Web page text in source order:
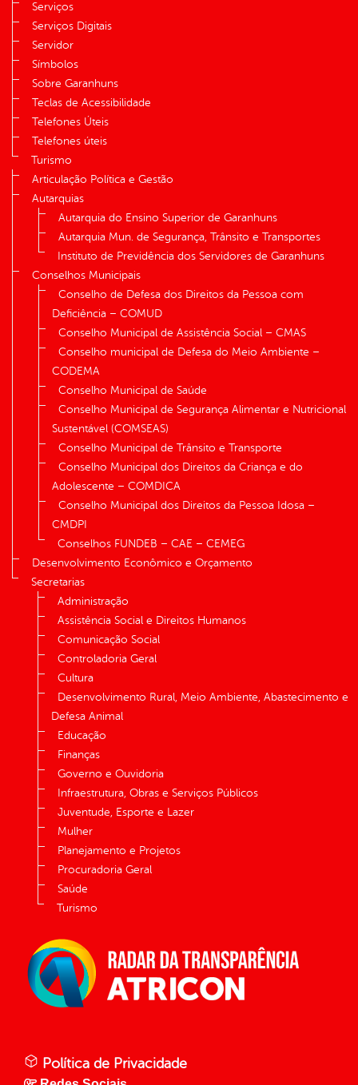
Serviços
Serviços Digitais
Servidor
Símbolos
Sobre Garanhuns
Teclas de Acessibilidade
Telefones Úteis
Telefones úteis
Turismo
Articulação Política e Gestão
Autarquias
Autarquia do Ensino Superior de Garanhuns
Autarquia Mun. de Segurança, Trânsito e Transportes
Instituto de Previdência dos Servidores de Garanhuns
Conselhos Municipais
Conselho de Defesa dos Direitos da Pessoa com
Deficiência – COMUD
Conselho Municipal de Assistência Social – CMAS
Conselho municipal de Defesa do Meio Ambiente –
CODEMA
Conselho Municipal de Saúde
Conselho Municipal de Segurança Alimentar e Nutricional
Sustentável (COMSEAS)
Conselho Municipal de Trânsito e Transporte
Conselho Municipal dos Direitos da Criança e do
Adolescente – COMDICA
Conselho Municipal dos Direitos da Pessoa Idosa –
CMDPI
Conselhos FUNDEB – CAE – CEMEG
Desenvolvimento Econômico e Orçamento
Secretarias
Administração
Assistência Social e Direitos Humanos
Comunicação Social
Controladoria Geral
Cultura
Desenvolvimento Rural, Meio Ambiente, Abastecimento e
Defesa Animal
Educação
Finanças
Governo e Ouvidoria
Infraestrutura, Obras e Serviços Públicos
Juventude, Esporte e Lazer
Mulher
Planejamento e Projetos
Procuradoria Geral
Saúde
Turismo
Política de Privacidade